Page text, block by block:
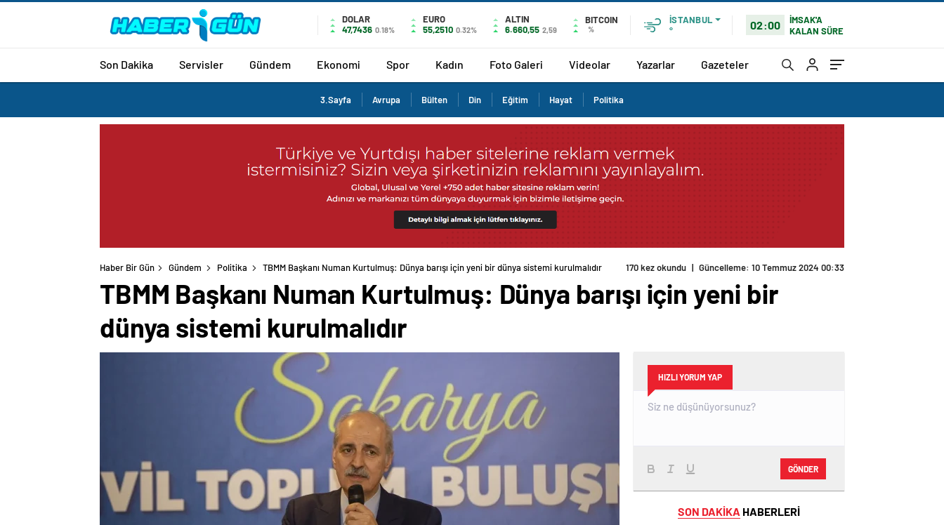
DOLAR
47,7436 0.18%
EURO
55,2510 0.32%
ALTIN
6.660,55 2,59
BITCOIN
%
İSTANBUL
°
02:00
İMSAK'A
KALAN SÜRE
Son Dakika Servisler Gündem Ekonomi Spor Kadın Foto Galeri Videolar Yazarlar Gazeteler
3.Sayfa Avrupa Bülten Din Eğitim Hayat Politika
Haber Bir Gün Gündem Politika TBMM Başkanı Numan Kurtulmuş: Dünya barışı için yeni bir dünya sistemi kurulmalıdır 170 kez okundu | Güncelleme: 10 Temmuz 2024 00:33
TBMM Başkanı Numan Kurtulmuş: Dünya barışı için yeni bir
dünya sistemi kurulmalıdır
HIZLI YORUM YAP
GÖNDER
SON DAKİKA HABERLERİ